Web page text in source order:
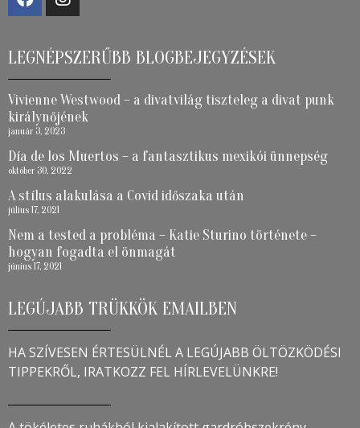
LEGNÉPSZERŰBB BLOGBEJEGYZÉSEK
Vivienne Westwood – a divatvilág tiszteleg a divat punk
királynőjének
január 3, 2023
Día de los Muertos – a fantasztikus mexikói ünnepség
október 30, 2022
A stílus alakulása a Covid időszaka után
július 17, 2021
Nem a tested a probléma – Katie Sturino története –
hogyan fogadta el önmagát
június 17, 2021
LEGÚJABB TRÜKKÖK EMAILBEN
HA SZÍVESEN ÉRTESÜLNÉL A LEGÚJABB ÖLTÖZKÖDÉSI
TIPPEKRŐL, IRATKOZZ FEL HÍRLEVELÜNKRE!